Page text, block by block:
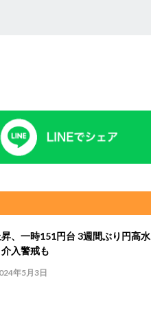
、一時151円台 3週間ぶり円高水
入警戒も
年5月3日